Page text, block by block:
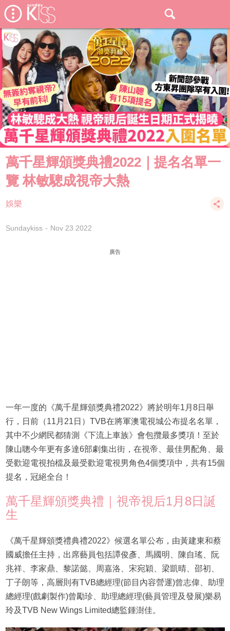
萬千星輝頒獎典禮2022｜提名名單一
覽 林敏驄成視帝大熱
娛樂
Sundaykiss Nov 23 2022
廣告
一年一度的《萬千星輝頒獎典禮2022》將於明年1月8日舉
行，日前（11月21日）TVB在將軍澳電視城公布提名名單，
其中不少網民都猜測《下流上車族》會包攬最多獎項！至於
陳山聰今年更有多達6部劇集出街，在視帝、最佳男配角、最
受歡迎電視拍檔及最受歡迎電視男角色4個獎項中，共有15個
提名，冠絕全台！
萬千星輝頒獎典禮｜視帝視后1月8日誕
生
《萬千星輝頒獎禮典禮2022》候選名單公布，由黃建東和蔡
國威擔任主持，出席藝員包括譚俊彥、馬國明、陳自瑤、阮
兆祥、李家鼎、黎諾懿、周嘉洛、宋宛穎、梁凱晴、邵初、
丁子朗等，高層則有TVB總經理(節目內容營運)曾志偉、助理
總經理(戲劇製作)曾勵珍、助理總經理(藝員管理及發展)樂易
玲及TVB New Wings Limited總監鍾澍佳。